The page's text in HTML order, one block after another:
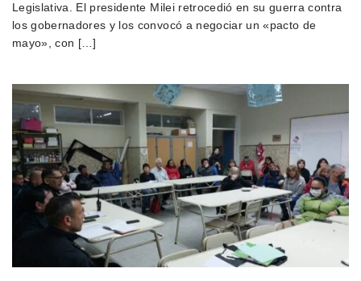
Legislativa. El presidente Milei retrocedió en su guerra contra
los gobernadores y los convocó a negociar un «pacto de
mayo», con […]